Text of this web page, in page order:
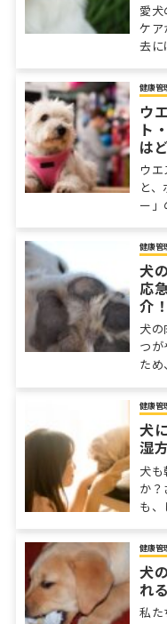
愛
ケア
去に
健康管
ウ
ト
は
た
理
ウ
と
ー」
健康管
犬
応
介！
犬の
つが
ため
健康管
犬
湿
犬
か
も、
健康管
犬
れ
私た